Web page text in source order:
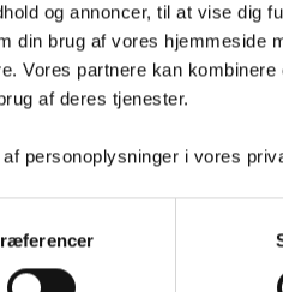
og annoncer, til at vise dig
din brug af vores hjemmeside
Vores partnere kan
af deres tjenester.
personoplysninger i vores